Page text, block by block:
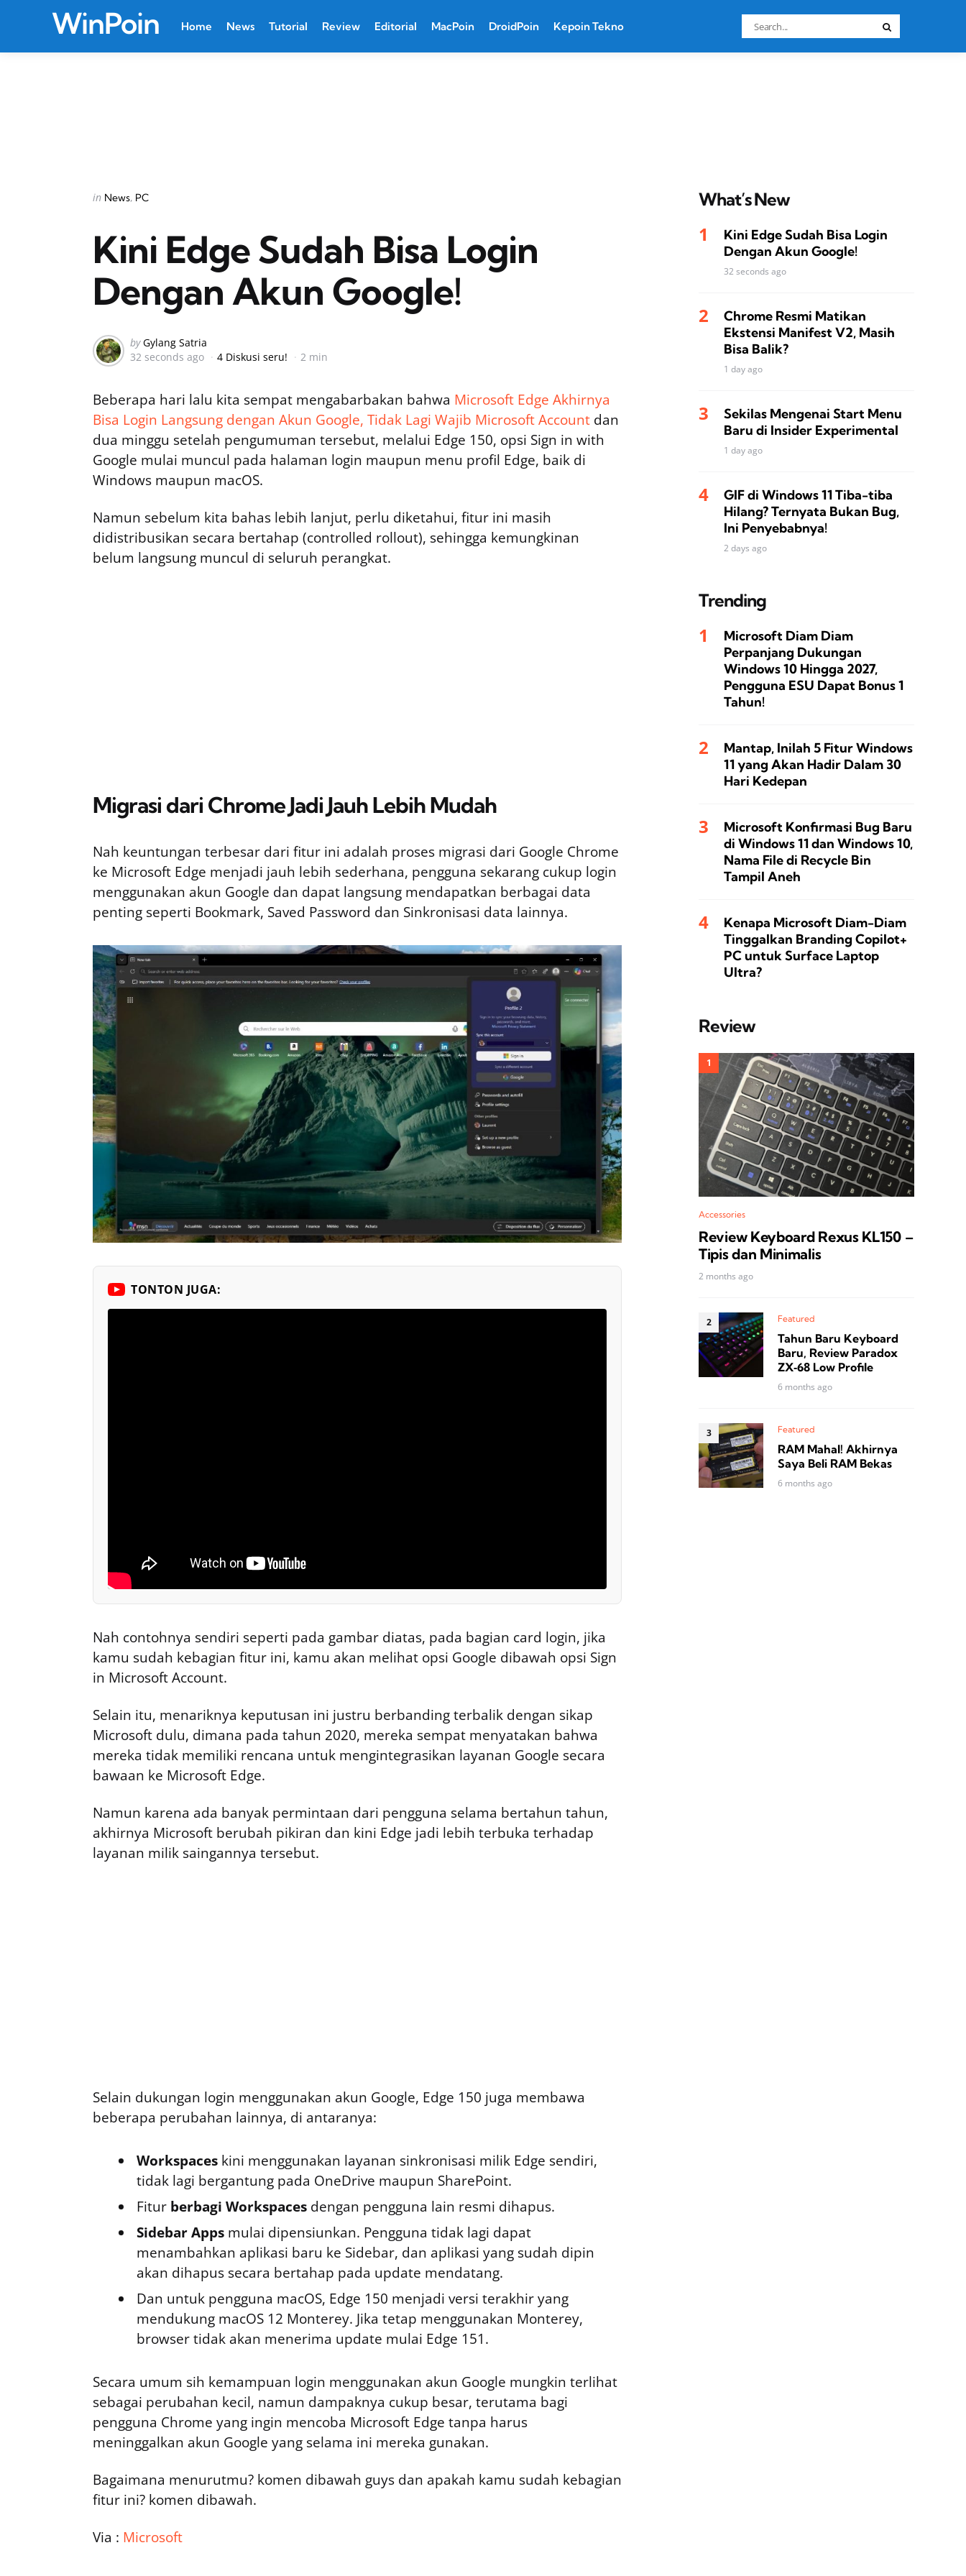
WinPoin Home News Tutorial Review Editorial MacPoin DroidPoin Kepoin Tekno
Search
for:
Categories
Posted
in News PC
Kini Edge Sudah Bisa Login
Dengan Akun Google!
Posted
by
by Gylang Satria
32 seconds ago
4 Diskusi seru! 2 min
Beberapa hari lalu kita sempat mengabarbakan bahwa Microsoft Edge Akhirnya
Bisa Login Langsung dengan Akun Google, Tidak Lagi Wajib Microsoft Account dan
dua minggu setelah pengumuman tersebut, melalui Edge 150, opsi Sign in with
Google mulai muncul pada halaman login maupun menu profil Edge, baik di
Windows maupun macOS.
Namun sebelum kita bahas lebih lanjut, perlu diketahui, fitur ini masih
didistribusikan secara bertahap (controlled rollout), sehingga kemungkinan
belum langsung muncul di seluruh perangkat.
Migrasi dari Chrome Jadi Jauh Lebih Mudah
Nah keuntungan terbesar dari fitur ini adalah proses migrasi dari Google Chrome
ke Microsoft Edge menjadi jauh lebih sederhana, pengguna sekarang cukup login
menggunakan akun Google dan dapat langsung mendapatkan berbagai data
penting seperti Bookmark, Saved Password dan Sinkronisasi data lainnya.
TONTON JUGA:
Nah contohnya sendiri seperti pada gambar diatas, pada bagian card login, jika
kamu sudah kebagian fitur ini, kamu akan melihat opsi Google dibawah opsi Sign
in Microsoft Account.
Selain itu, menariknya keputusan ini justru berbanding terbalik dengan sikap
Microsoft dulu, dimana pada tahun 2020, mereka sempat menyatakan bahwa
mereka tidak memiliki rencana untuk mengintegrasikan layanan Google secara
bawaan ke Microsoft Edge.
Namun karena ada banyak permintaan dari pengguna selama bertahun tahun,
akhirnya Microsoft berubah pikiran dan kini Edge jadi lebih terbuka terhadap
layanan milik saingannya tersebut.
Selain dukungan login menggunakan akun Google, Edge 150 juga membawa
beberapa perubahan lainnya, di antaranya:
Workspaces kini menggunakan layanan sinkronisasi milik Edge sendiri,
tidak lagi bergantung pada OneDrive maupun SharePoint.
Fitur berbagi Workspaces dengan pengguna lain resmi dihapus.
Sidebar Apps mulai dipensiunkan. Pengguna tidak lagi dapat
menambahkan aplikasi baru ke Sidebar, dan aplikasi yang sudah dipin
akan dihapus secara bertahap pada update mendatang.
Dan untuk pengguna macOS, Edge 150 menjadi versi terakhir yang
mendukung macOS 12 Monterey. Jika tetap menggunakan Monterey,
browser tidak akan menerima update mulai Edge 151.
Secara umum sih kemampuan login menggunakan akun Google mungkin terlihat
sebagai perubahan kecil, namun dampaknya cukup besar, terutama bagi
pengguna Chrome yang ingin mencoba Microsoft Edge tanpa harus
meninggalkan akun Google yang selama ini mereka gunakan.
Bagaimana menurutmu? komen dibawah guys dan apakah kamu sudah kebagian
fitur ini? komen dibawah.
Via : Microsoft
What’s New
Kini Edge Sudah Bisa Login
Dengan Akun Google!
32 seconds ago
Chrome Resmi Matikan
Ekstensi Manifest V2, Masih
Bisa Balik?
1 day ago
Sekilas Mengenai Start Menu
Baru di Insider Experimental
1 day ago
GIF di Windows 11 Tiba-tiba
Hilang? Ternyata Bukan Bug,
Ini Penyebabnya!
2 days ago
Trending
Microsoft Diam Diam
Perpanjang Dukungan
Windows 10 Hingga 2027,
Pengguna ESU Dapat Bonus 1
Tahun!
Mantap, Inilah 5 Fitur Windows
11 yang Akan Hadir Dalam 30
Hari Kedepan
Microsoft Konfirmasi Bug Baru
di Windows 11 dan Windows 10,
Nama File di Recycle Bin
Tampil Aneh
Kenapa Microsoft Diam-Diam
Tinggalkan Branding Copilot+
PC untuk Surface Laptop
Ultra?
Review
Accessories
Review Keyboard Rexus KL150 –
Tipis dan Minimalis
2 months ago
Featured
Tahun Baru Keyboard
Baru, Review Paradox
ZX‑68 Low Profile
6 months ago
Featured
RAM Mahal! Akhirnya
Saya Beli RAM Bekas
6 months ago